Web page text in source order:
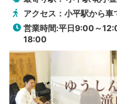
アクセス：小平駅から車
営業時間:平日9:00～
18:00